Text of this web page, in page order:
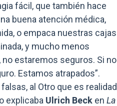
fácil, que también hace
buena atención médica,
o empaca nuestras cajas
y mucho menos
estaremos seguros. Si no
Estamos atrapados”.
al Otro que es realidad
explicaba Ulrich Beck en La